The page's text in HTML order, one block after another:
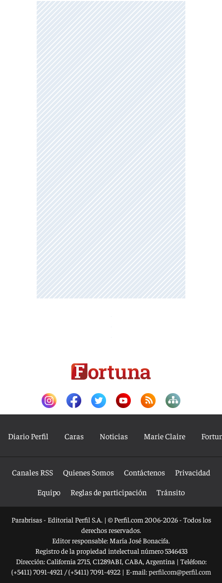
Diario Perfil Caras Noticias Marie Claire
Canales RSS Quienes Somos Contáctenos
Privacidad
Equipo
Reglas de participación Tránsito
Parabrisas - Editorial Perfil S.A. | © Perfil.com 2006-2026 - Todos los
derechos reservados.
Editor responsable: María José Bonacifa.
Registro de la propiedad intelectual número 5346433
Dirección:California 2715, C1289ABI, CABA, Argentina | Teléfono:
(+5411) 7091-4921 /(+5411) 7091-4922| E-mail:perfilcom@perfil.com